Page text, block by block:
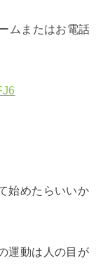
ムまたはお電話
始めたらいいか
運動は人の目が